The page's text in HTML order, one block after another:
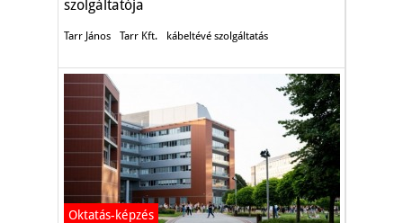
szolgáltatója
Tarr János Tarr Kft. kábeltévé szolgáltatás
Oktatás-képzés